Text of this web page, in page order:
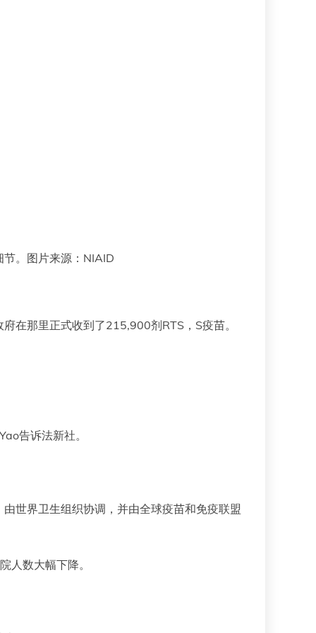
。图片来源：NIAID
在那里正式收到了215,900剂RTS，S疫苗。
告诉法新社。
世界卫生组织协调，并由全球疫苗和免疫联盟
人数大幅下降。